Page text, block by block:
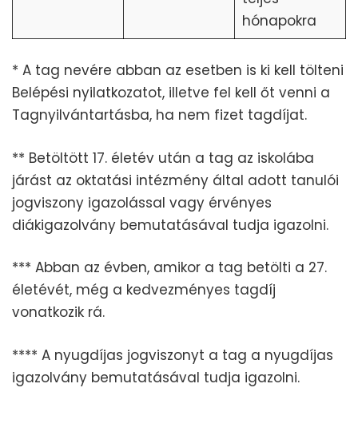
hónapokra
* A tag nevére abban az esetben is ki kell tölteni
Belépési nyilatkozatot, illetve fel kell őt venni a
Tagnyilvántartásba, ha nem fizet tagdíjat.
** Betöltött 17. életév után a tag az iskolába
járást az oktatási intézmény által adott tanulói
jogviszony igazolással vagy érvényes
diákigazolvány bemutatásával tudja igazolni.
*** Abban az évben, amikor a tag betölti a 27.
életévét, még a kedvezményes tagdíj
vonatkozik rá.
**** A nyugdíjas jogviszonyt a tag a nyugdíjas
igazolvány bemutatásával tudja igazolni.